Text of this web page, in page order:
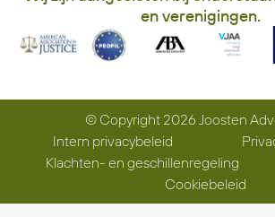
en verenigingen.
© Copyright 2026 Joosten
Intern privacybeleid
Klachten- en geschillenregeling
Cookiebeleid